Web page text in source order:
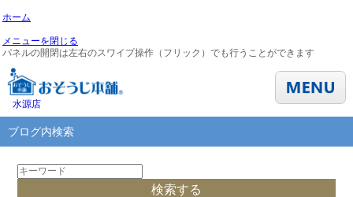
ホーム
メニューを閉じる
パネルの開閉は左右のスワイプ操作（フリック）でも行うことができます
水源店
ブログ内検索